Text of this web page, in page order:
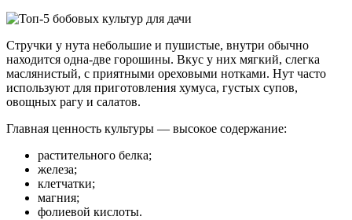
Стручки у нута небольшие и пушистые, внутри обычно
находится одна-две горошины. Вкус у них мягкий, слегка
маслянистый, с приятными ореховыми нотками. Нут часто
используют для приготовления хумуса, густых супов,
овощных рагу и салатов.
Главная ценность культуры — высокое содержание:
растительного белка;
железа;
клетчатки;
магния;
фолиевой кислоты.